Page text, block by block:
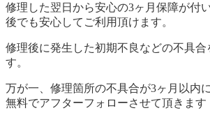
修理した翌日から安心の3ヶ月保障が付
後でも安心してご利用頂けます。
修理後に発生した初期不良などの不具合
す。
万が一、修理箇所の不具合が3ヶ月以内
無料でアフターフォローさせて頂きます